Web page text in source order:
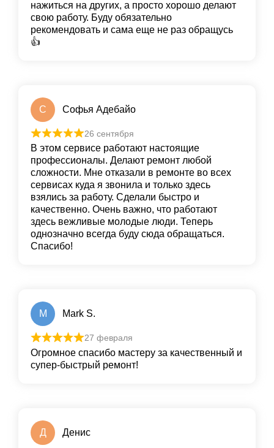
нажиться на других, а просто хорошо делают
свою работу. Буду обязательно
рекомендовать и сама еще не раз обращусь
👍
С Софья Адебайо
26 сентября
В этом сервисе работают настоящие
профессионалы. Делают ремонт любой
сложности. Мне отказали в ремонте во всех
сервисах куда я звонила и только здесь
взялись за работу. Сделали быстро и
качественно. Очень важно, что работают
здесь вежливые молодые люди. Теперь
однозначно всегда буду сюда обращаться.
Спасибо!
M Mark S.
27 февраля
Огромное спасибо мастеру за качественный и
супер-быстрый ремонт!
Д Денис